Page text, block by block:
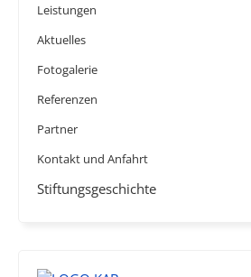
Leistungen
Aktuelles
Fotogalerie
Referenzen
Partner
Kontakt und Anfahrt
Stiftungsgeschichte